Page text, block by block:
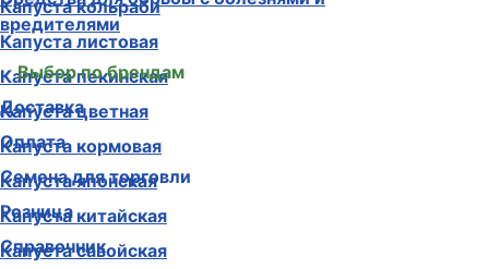
Капуста кольраби
Капуста листовая
Капуста пекинская
Капуста цветная
Капуста кормовая
Капуста японская
Капуста китайская
Капуста савойская
вредителями
Выбор по брендам
Доставка
Оплата
Семена для торговли
Розница
Справочник